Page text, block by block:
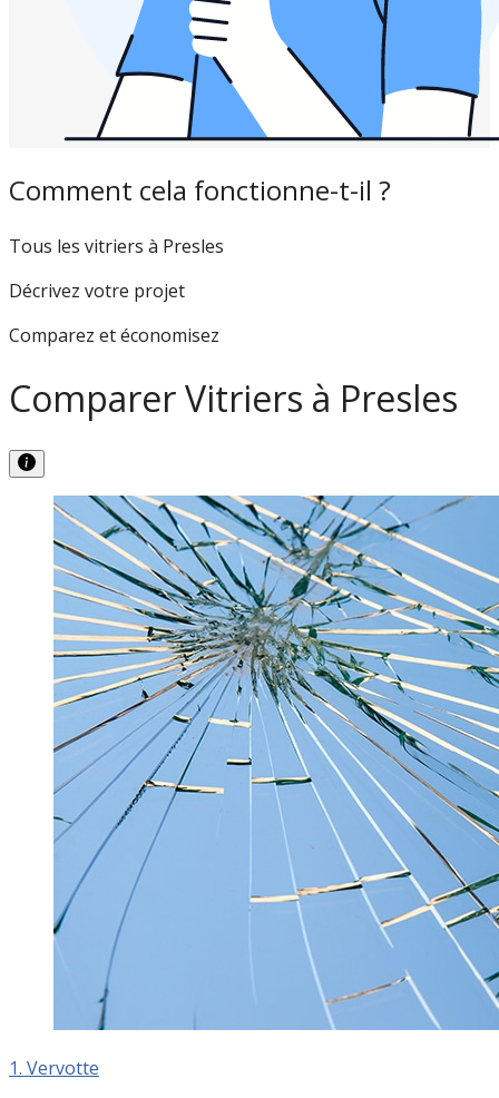
Comment cela fonctionne-t-il ?
Tous les vitriers à Presles
Décrivez votre projet
Comparez et économisez
Comparer Vitriers à Presles
1. Vervotte